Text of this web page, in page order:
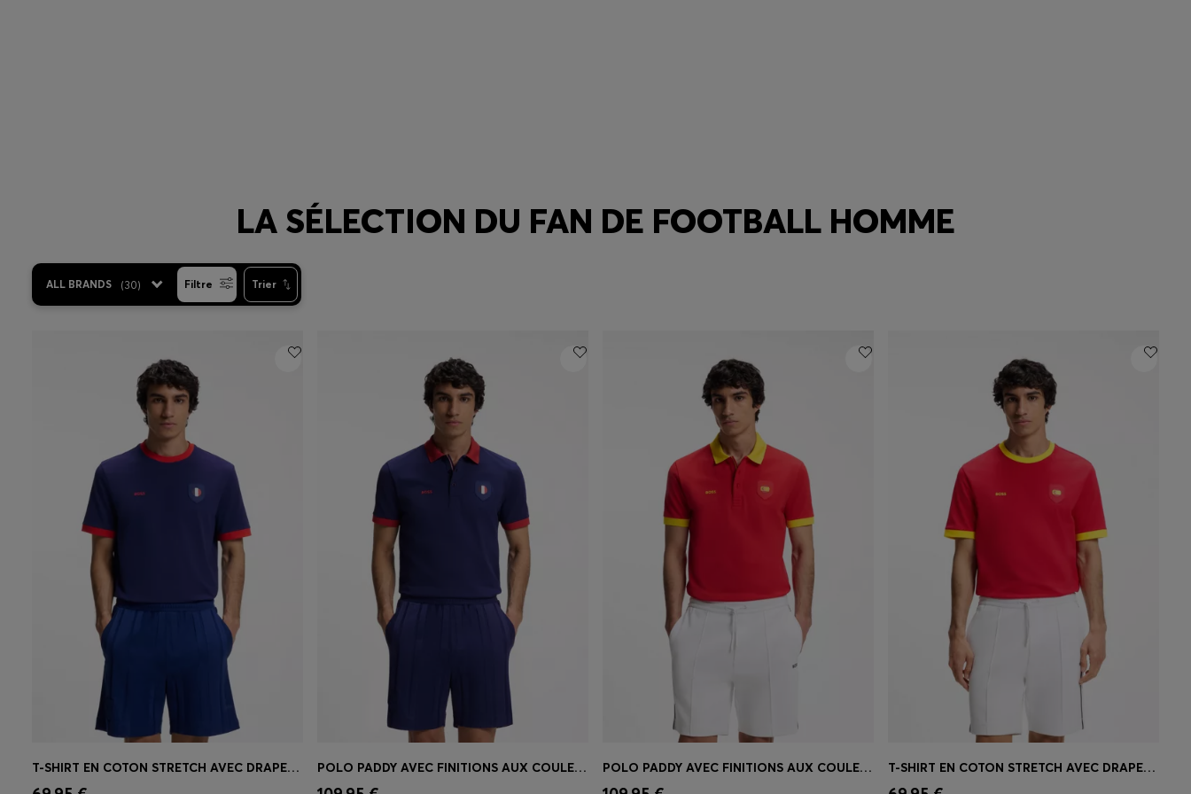
LA SÉLECTION DU FAN DE FOOTBALL HOMME
ALL BRANDS (30) Filtre Trier
Achat rapide
T-SHIRT EN COTON STRETCH AVEC DRAPEAU DU PAYS ET LOGO
Achat rapide
POLO PADDY AVEC FINITIONS AUX COULEURS DU DRAPEAU NATIONAL
Achat rapide
POLO PADDY AVEC FINITIONS AUX COULEURS DU DRAPEAU NATIONAL
Achat rapide
T-SHIRT EN COTON STRETCH AVEC DRAPEAU DU PAYS ET LOGO